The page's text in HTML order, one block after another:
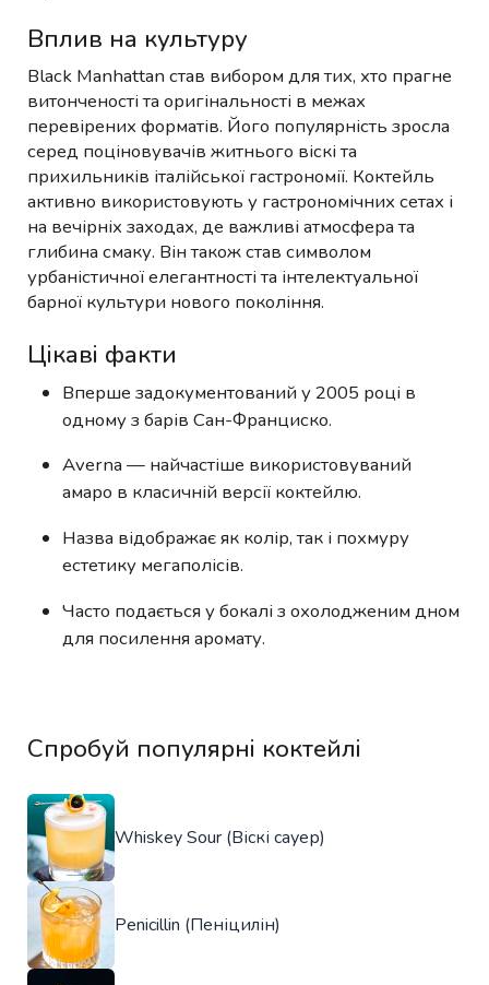
Вплив на культуру
Black Manhattan став вибором для тих, хто прагне
витонченості та оригінальності в межах
перевірених форматів. Його популярність зросла
серед поціновувачів житнього віскі та
прихильників італійської гастрономії. Коктейль
активно використовують у гастрономічних сетах і
на вечірніх заходах, де важливі атмосфера та
глибина смаку. Він також став символом
урбаністичної елегантності та інтелектуальної
барної культури нового покоління.
Цікаві факти
Вперше задокументований у 2005 році в
одному з барів Сан-Франциско.
Averna — найчастіше використовуваний
амаро в класичній версії коктейлю.
Назва відображає як колір, так і похмуру
естетику мегаполісів.
Часто подається у бокалі з охолодженим дном
для посилення аромату.
Спробуй популярні коктейлі
Whiskey Sour (Віскі сауер)
Penicillin (Пеніцилін)